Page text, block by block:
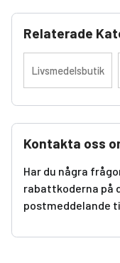
Relaterade
Livsmedelsbutik
Kontakta oss
Har du några
rabattkoderna på
postmeddelande